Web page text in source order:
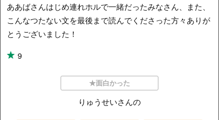
ああばさんはじめ連れホルで一緒だったみなさん、また、
こんなつたない文を最後まで読んでくださった方々ありが
とうございました！
9
★面白かった
りゅうせいさんの